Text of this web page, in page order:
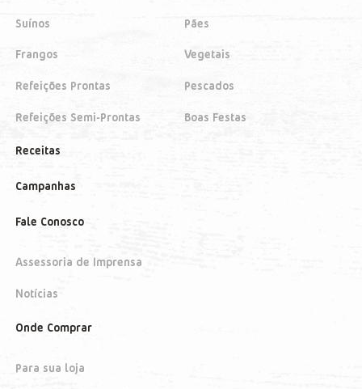
Suínos
Frangos
Refeições Prontas
Refeições Semi-Prontas
Pães
Vegetais
Pescados
Boas Festas
Receitas
Campanhas
Fale Conosco
Assessoria de Imprensa
Notícias
Onde Comprar
Para sua loja